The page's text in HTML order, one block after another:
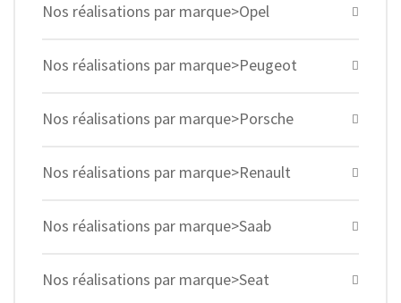
Nos réalisations par marque>Opel
Nos réalisations par marque>Peugeot
Nos réalisations par marque>Porsche
Nos réalisations par marque>Renault
Nos réalisations par marque>Saab
Nos réalisations par marque>Seat